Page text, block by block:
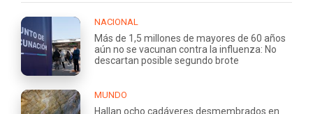
NACIONAL
Más de 1,5 millones de mayores de 60 años
aún no se vacunan contra la influenza: No
descartan posible segundo brote
MUNDO
Hallan ocho cadáveres desmembrados en